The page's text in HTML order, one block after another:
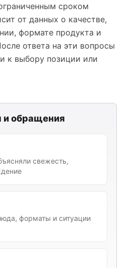
сроком
от данных о качестве,
формате продукта и
ответа на эти вопросы
к выбору позиции или
и обращения
свежесть,
форматы и ситуации